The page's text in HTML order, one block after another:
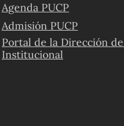
Agenda PUCP
Admisión PUCP
Portal de la Dirección
Institucional